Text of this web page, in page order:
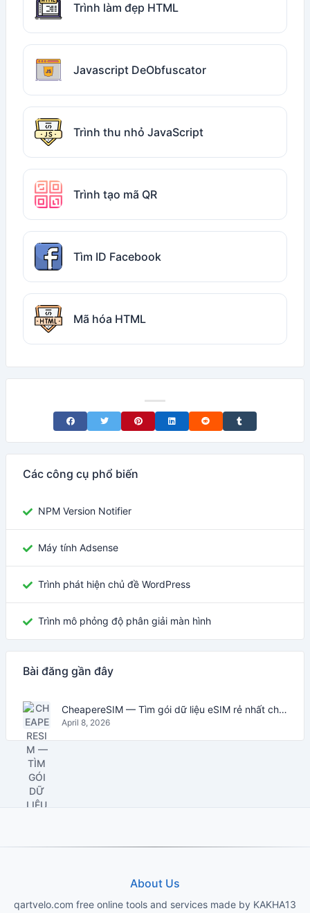
Trình làm đẹp HTML
Javascript DeObfuscator
Trình thu nhỏ JavaScript
Trình tạo mã QR
Tìm ID Facebook
Mã hóa HTML
Share on Facebook
Share on TwitterShare on Pinterest
Share on LinkedIn
Share on RedditShare on Tumblr
Các công cụ phổ biến
NPM Version Notifier
Máy tính Adsense
Trình phát hiện chủ đề WordPress
Trình mô phỏng độ phân giải màn hình
Bài đăng gần đây
CheapereSIM — Tìm gói dữ liệu eSIM rẻ nhất cho du lịch năm 2026
April 8, 2026
About Us
qartvelo.com free online tools and services made by KAKHA13